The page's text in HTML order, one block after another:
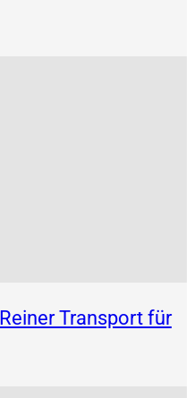
Reiner Transport für